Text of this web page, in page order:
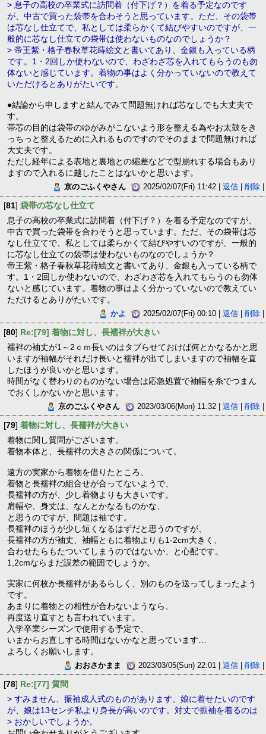
> 息子の高校の卒業式に訪問着（付下げ？）を着る予定なのです
が、中古で買った袋帯を合わそうと思っています。ただ、その袋帯
は芯なし仕立てで、私としては柔らかくて結びやすいのですが、一
般的に芯なし仕立ての袋帯は使わないものなのでしょうか？
> 帝王紫・格子春秋草花蒔絵文と書いてあり、金銀も入っている柄
です。1・2回しか使わないので、わざわざ芯を入れてもらうのも勿
体ないと感じています。着物の事はよく分かっていないので教えて
いただけるとありがたいです。
●結論から申しますと結んでみて問題無ければ芯なしでも大丈夫で
す。
帯芯の目的は袋帯のゆがみがこないよう形を整える為やお太鼓をき
っちっと整えるために入れるものですのでそのままで問題無ければ
大丈夫です。
ただし経年による表地と裏地との縮差などで型崩れする場合もあり
ますので入れるに越したことはないかと思います。
京のごふくやさん 2025/02/07(Fri) 11:42 |返信 |削除
[81] 袋帯の芯なし仕立て
息子の高校の卒業式に訪問着（付下げ？）を着る予定なのですが、
中古で買った袋帯を合わそうと思っています。ただ、その袋帯は芯
なし仕立てで、私としては柔らかくて結びやすいのですが、一般的
に芯なし仕立ての袋帯は使わないものなのでしょうか？
帝王紫・格子春秋草花蒔絵文と書いてあり、金銀も入っている柄で
す。1・2回しか使わないので、わざわざ芯を入れてもらうのも勿体
ないと感じています。着物の事はよく分かっていないので教えてい
ただけるとありがたいです。
かよ 2025/02/07(Fri) 00:10 |返信 |削除
[80] Re:[79] 着物に対し、長襦袢が大きい
襦袢の袖丈が1～2ｃｍ長いのはタブらせておけば何とかなるかと思
いますが袖幅がそれだけ長いと襦袢が出てしまいますので袖幅を直
したほうが良いかと思います。
時間がなく替わりのものがない場合は応急処置で袖幅を糸でつまん
でおくしかないかと思います。
京のごふくやさん 2023/03/06(Mon) 11:32 |返信 |削除
[79] 着物に対し、長襦袢が大きい
着物に関し質問がございます。
着物本体と、長襦袢の大きさの関係について。
遠方の実家から着物を借りたところ、
着物と長襦袢の組合せが合ってないようで、
長襦袢の方が、少し着物よりも大きいです。
肩幅や、身丈は、なんとかなるものかな、
と思うのですが、問題は袖です。
長襦袢のほうが少し短くなるはずだと思うのですが、
長襦袢の方が袖丈、袖幅ともに着物よりも1-2cm大きく、
合わせたらもたついてしまうのではないか、と心配です。
1,2cmならまだ誤差の範囲でしょうか。
実家に何枚か長襦袢があるらしく、別のものを送ってしまったよう
です。
あまりに着物との相性が合わないようなら、
再度送り直すとも言われています。
入学卒業シーズンで使用する予定で、
いまからお直しする時間はないかなと思っています…
よろしくお願いします。
おおさかまま 2023/03/05(Sun) 22:01 |返信 |削除
[78] Re:[77] 質問
> すみません、振袖成人式のものがあります。娘に着せたいのです
が、娘は13センチ私より身長が高いのです。対丈で振袖を着るのは
> おかしいでしょうか。